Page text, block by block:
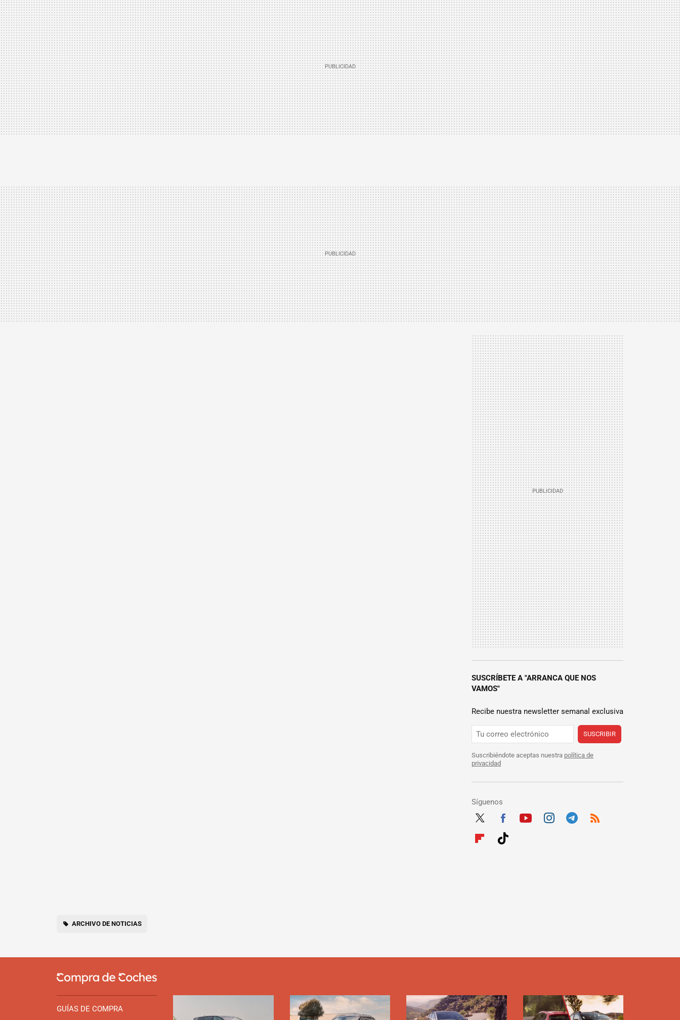
SUSCRÍBETE A "ARRANCA QUE NOS
VAMOS"
Recibe nuestra newsletter semanal exclusiva
SUSCRIBIR
Suscribiéndote aceptas nuestra política de
privacidad
Síguenos
Twit
Fac
ARCHIVO DE NOTICIAS
GUÍAS DE COMPRA